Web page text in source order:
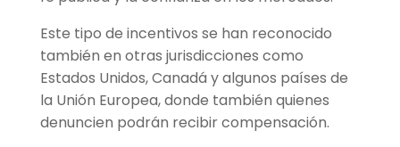
Este tipo de incentivos se han reconocido
también en otras jurisdicciones como
Estados Unidos, Canadá y algunos países de
la Unión Europea, donde también quienes
denuncien podrán recibir compensación.